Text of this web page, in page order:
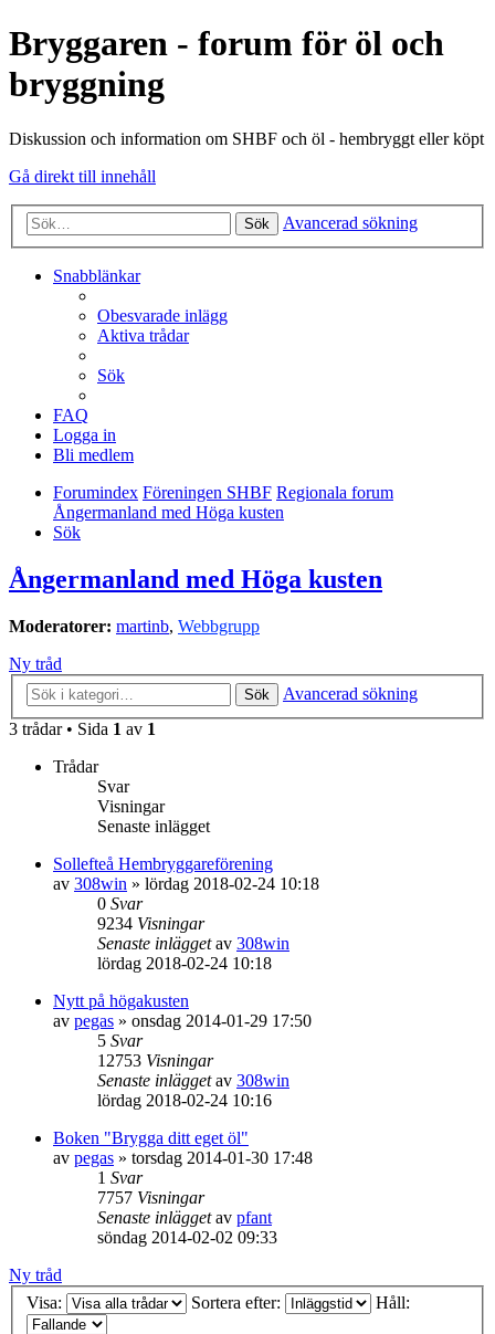
Bryggaren - forum för öl och
bryggning
Diskussion och information om SHBF och öl - hembryggt eller köpt
Gå direkt till innehåll
Sök Avancerad sökning
Snabblänkar
Obesvarade inlägg
Aktiva trådar
Sök
FAQ
Logga in
Bli medlem
Forumindex Föreningen SHBF Regionala forum
Ångermanland med Höga kusten
Sök
Ångermanland med Höga kusten
Moderatorer: martinb, Webbgrupp
Ny tråd
Sök
Avancerad sökning
3 trådar • Sida 1 av 1
Trådar
Svar
Visningar
Senaste inlägget
Sollefteå Hembryggareförening
av 308win » lördag 2018-02-24 10:18
0 Svar
9234 Visningar
Senaste inläggetav 308win
lördag 2018-02-24 10:18
Nytt på högakusten
av pegas » onsdag 2014-01-29 17:50
5 Svar
12753 Visningar
Senaste inläggetav 308win
lördag 2018-02-24 10:16
Boken "Brygga ditt eget öl"
av pegas » torsdag 2014-01-30 17:48
1 Svar
7757 Visningar
Senaste inläggetav pfant
söndag 2014-02-02 09:33
Ny tråd
Visa:
Sortera efter: Håll: